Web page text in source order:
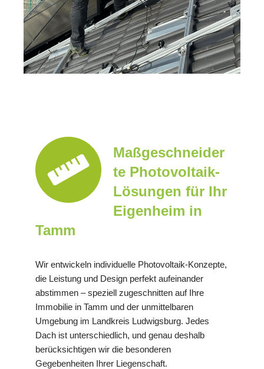
Maßgeschneider
te Photovoltaik-
Lösungen für Ihr
Eigenheim in
Tamm
Wir entwickeln individuelle Photovoltaik-Konzepte,
die Leistung und Design perfekt aufeinander
abstimmen – speziell zugeschnitten auf Ihre
Immobilie in Tamm und der unmittelbaren
Umgebung im Landkreis Ludwigsburg. Jedes
Dach ist unterschiedlich, und genau deshalb
berücksichtigen wir die besonderen
Gegebenheiten Ihrer Liegenschaft.